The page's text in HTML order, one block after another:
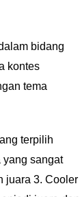
bidang
kontes
tema
terpilih
yang sangat
juara 3. Cooler